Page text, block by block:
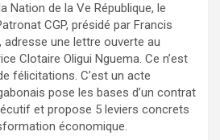
Nation de la Ve République, le
CGP, présidé par Francis
adresse une lettre ouverte au
Clotaire Oligui Nguema. Ce n’est
félicitations. C’est un acte
pose les bases d’un contrat
et propose 5 leviers concrets
économique.